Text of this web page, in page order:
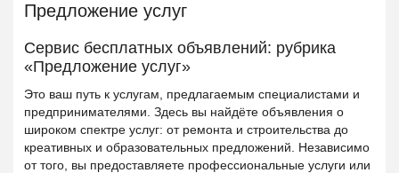
Предложение услуг
Сервис бесплатных объявлений: рубрика
«Предложение услуг»
Это ваш путь к услугам, предлагаемым специалистами и
предпринимателями. Здесь вы найдёте объявления о
широком спектре услуг: от ремонта и строительства до
креативных и образовательных предложений. Независимо
от того, вы предоставляете профессиональные услуги или